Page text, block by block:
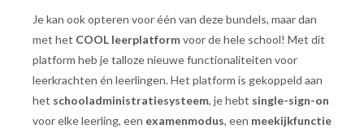
Je kan ook opteren voor één van deze bundels, maar dan
met het COOL leerplatformvoor de hele school! Met dit
platform heb je talloze nieuwe functionaliteiten voor
leerkrachten én leerlingen. Het platform is gekoppeld aan
het schooladministratiesysteem, je hebt single-sign-on
voor elke leerling, een examenmodus, een meekijkfunctie